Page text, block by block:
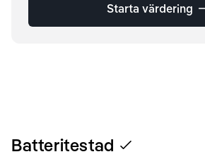
Starta värdering
Batteritestad